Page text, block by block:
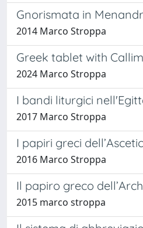
Gnorismata in
2014 Marco Stroppa
Greek tablet with
2024 Marco Stroppa
I bandi liturgici
2017 Marco Stroppa
I papiri greci
2016 Marco Stroppa
Il papiro greco
2015 marco stroppa